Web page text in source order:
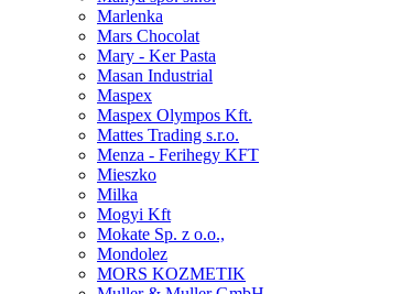
Marlenka
Mars Chocolat
Mary - Ker Pasta
Masan Industrial
Maspex
Maspex Olympos Kft.
Mattes Trading s.r.o.
Menza - Ferihegy KFT
Mieszko
Milka
Mogyi Kft
Mokate Sp. z o.o.,
Mondolez
MORS KOZMETIK